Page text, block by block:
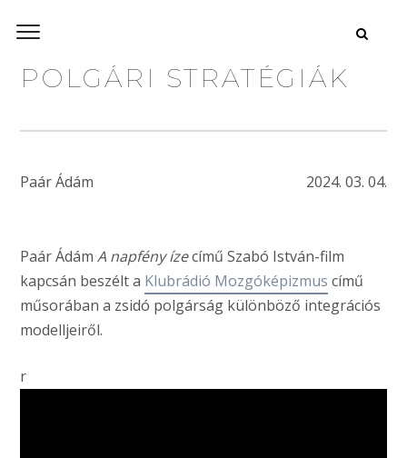
POLGÁRI STRATÉGIÁK
Paár Ádám 2024. 03. 04.
Paár Ádám A napfény ízecímű Szabó István-film
kapcsán beszélt a Klubrádió Mozgóképizmus című
műsorában a zsidó polgárság különböző integrációs
modelljeiről.
r